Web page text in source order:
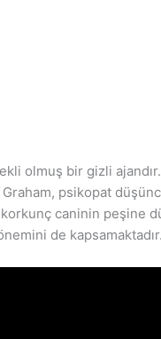
olmuş bir gizli
psikopat
caninin peşine
de kapsamaktadır.